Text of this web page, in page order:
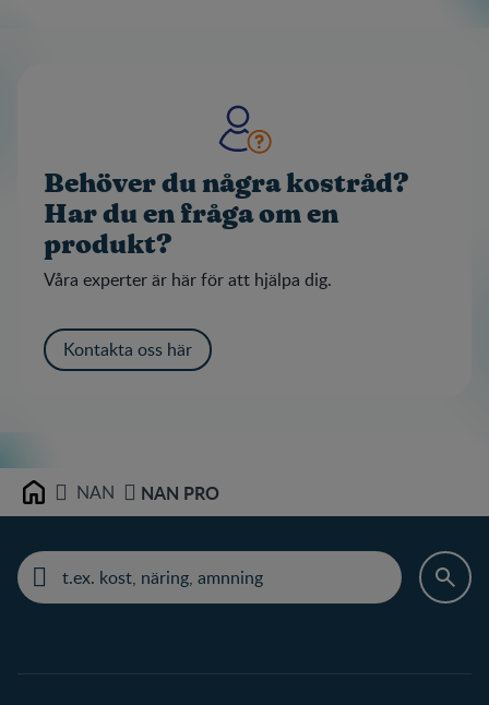
Behöver du några kostråd?
Har du en fråga om en
produkt?
Våra experter är här för att hjälpa dig.
Kontakta oss här
Home NAN NAN PRO